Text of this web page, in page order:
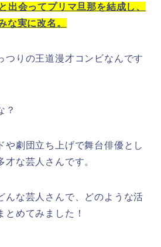
出会ってプリマ旦那を結成し、
な実に改名。
つりの王道漫才コンビなんです
？
や劇団立ち上げで舞台俳優とし
な芸人さんです。
んな芸人さんで、どのような活
とめてみました！